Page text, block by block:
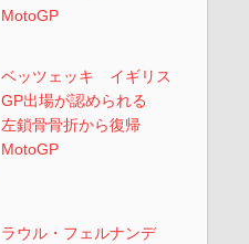
MotoGP
ベッツェッキ イギリス
GP出場が認められる
左鎖骨骨折から復帰
MotoGP
ラウル・フェルナンデ